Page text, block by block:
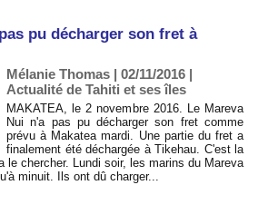
pu décharger son fret à
Mélanie Thomas | 02/11/2016 |
Actualité de Tahiti et ses îles
MAKATEA, le 2 novembre 2016. Le Mareva
Nui n'a pas pu décharger son fret comme
prévu à Makatea mardi. Une partie du fret a
finalement été déchargée à Tikehau. C'est la
le chercher. Lundi soir, les marins du Mareva
minuit. Ils ont dû charger...